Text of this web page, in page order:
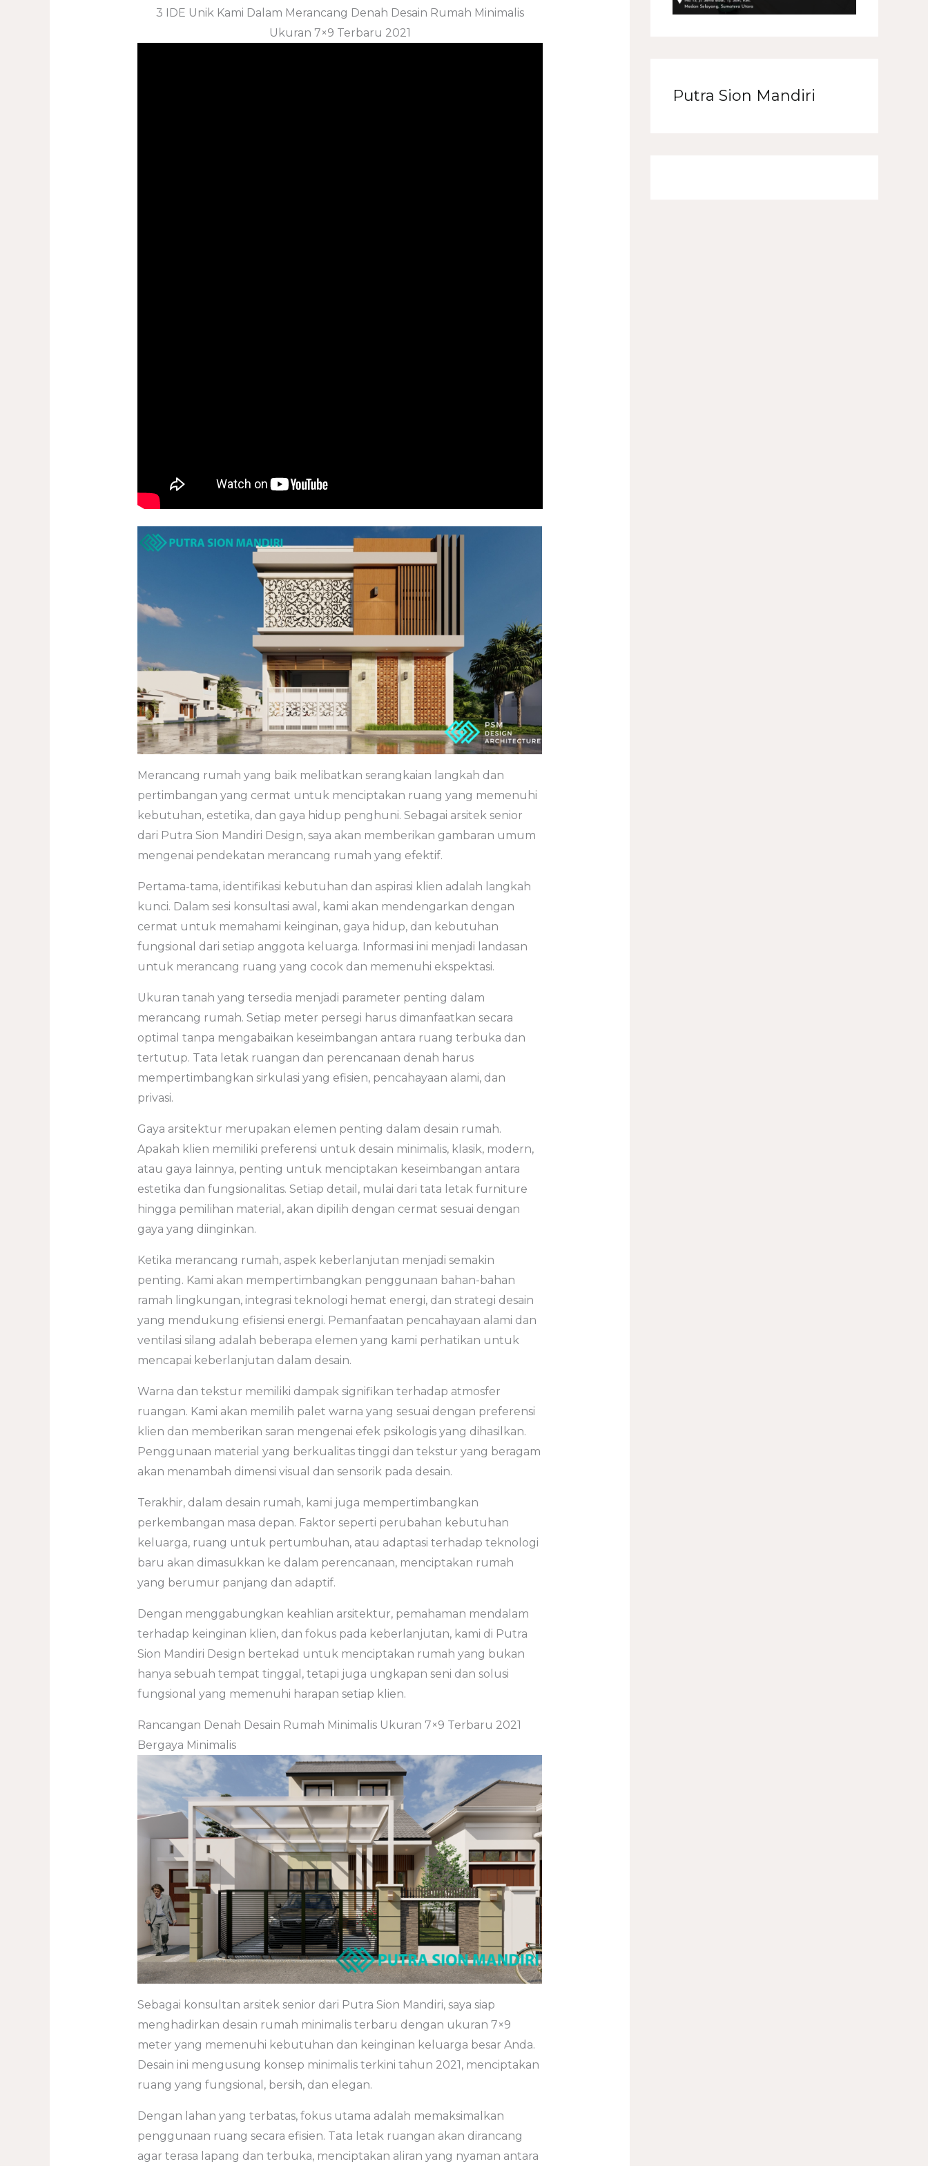
3 IDE Unik Kami Dalam Merancang Denah Desain Rumah Minimalis
Ukuran 7×9 Terbaru 2021
Merancang rumah yang baik melibatkan serangkaian langkah dan
pertimbangan yang cermat untuk menciptakan ruang yang memenuhi
kebutuhan, estetika, dan gaya hidup penghuni. Sebagai arsitek senior
dari Putra Sion Mandiri Design, saya akan memberikan gambaran umum
mengenai pendekatan merancang rumah yang efektif.
Pertama-tama, identifikasi kebutuhan dan aspirasi klien adalah langkah
kunci. Dalam sesi konsultasi awal, kami akan mendengarkan dengan
cermat untuk memahami keinginan, gaya hidup, dan kebutuhan
fungsional dari setiap anggota keluarga. Informasi ini menjadi landasan
untuk merancang ruang yang cocok dan memenuhi ekspektasi.
Ukuran tanah yang tersedia menjadi parameter penting dalam
merancang rumah. Setiap meter persegi harus dimanfaatkan secara
optimal tanpa mengabaikan keseimbangan antara ruang terbuka dan
tertutup. Tata letak ruangan dan perencanaan denah harus
mempertimbangkan sirkulasi yang efisien, pencahayaan alami, dan
privasi.
Gaya arsitektur merupakan elemen penting dalam desain rumah.
Apakah klien memiliki preferensi untuk desain minimalis, klasik, modern,
atau gaya lainnya, penting untuk menciptakan keseimbangan antara
estetika dan fungsionalitas. Setiap detail, mulai dari tata letak furniture
hingga pemilihan material, akan dipilih dengan cermat sesuai dengan
gaya yang diinginkan.
Ketika merancang rumah, aspek keberlanjutan menjadi semakin
penting. Kami akan mempertimbangkan penggunaan bahan-bahan
ramah lingkungan, integrasi teknologi hemat energi, dan strategi desain
yang mendukung efisiensi energi. Pemanfaatan pencahayaan alami dan
ventilasi silang adalah beberapa elemen yang kami perhatikan untuk
mencapai keberlanjutan dalam desain.
Warna dan tekstur memiliki dampak signifikan terhadap atmosfer
ruangan. Kami akan memilih palet warna yang sesuai dengan preferensi
klien dan memberikan saran mengenai efek psikologis yang dihasilkan.
Penggunaan material yang berkualitas tinggi dan tekstur yang beragam
akan menambah dimensi visual dan sensorik pada desain.
Terakhir, dalam desain rumah, kami juga mempertimbangkan
perkembangan masa depan. Faktor seperti perubahan kebutuhan
keluarga, ruang untuk pertumbuhan, atau adaptasi terhadap teknologi
baru akan dimasukkan ke dalam perencanaan, menciptakan rumah
yang berumur panjang dan adaptif.
Dengan menggabungkan keahlian arsitektur, pemahaman mendalam
terhadap keinginan klien, dan fokus pada keberlanjutan, kami di Putra
Sion Mandiri Design bertekad untuk menciptakan rumah yang bukan
hanya sebuah tempat tinggal, tetapi juga ungkapan seni dan solusi
fungsional yang memenuhi harapan setiap klien.
Rancangan Denah Desain Rumah Minimalis Ukuran 7×9 Terbaru 2021
Bergaya Minimalis
Sebagai konsultan arsitek senior dari Putra Sion Mandiri, saya siap
menghadirkan desain rumah minimalis terbaru dengan ukuran 7×9
meter yang memenuhi kebutuhan dan keinginan keluarga besar Anda.
Desain ini mengusung konsep minimalis terkini tahun 2021, menciptakan
ruang yang fungsional, bersih, dan elegan.
Dengan lahan yang terbatas, fokus utama adalah memaksimalkan
penggunaan ruang secara efisien. Tata letak ruangan akan dirancang
agar terasa lapang dan terbuka, menciptakan aliran yang nyaman antara
Putra Sion Mandiri